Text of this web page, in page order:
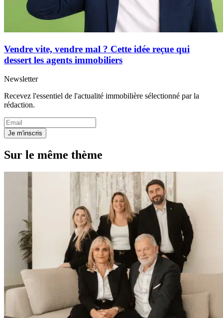
Vendre vite, vendre mal ? Cette idée reçue qui
dessert les agents immobiliers
Newsletter
Recevez l'essentiel de l'actualité immobilière sélectionné par la
rédaction.
Je m'inscris
Sur le même thème